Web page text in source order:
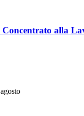
Concentrato alla